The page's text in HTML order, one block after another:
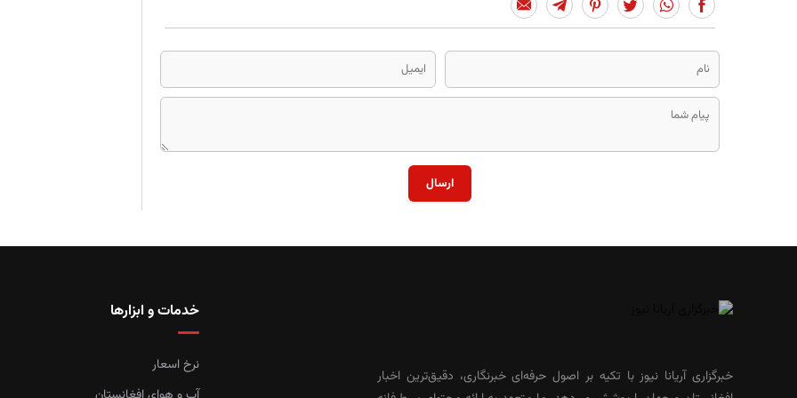
ارسال
خبرگزاری آریانا نیوز با تکیه بر اصول حرفه‌ای خبرنگاری، دقیق‌ترین اخبار
خدمات و ابزارها
نرخ اسعار